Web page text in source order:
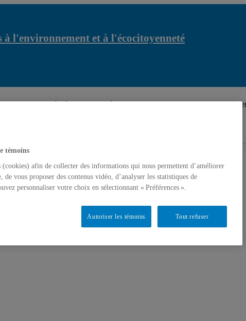
l'environnement et à l'écocitoyenneté
et à l'écocitoyenneté Appel de projets : Arts et
témoins
(cookies) afin de collecter des informations qui nous permettent d’améliorer
de vous proposer des contenus vidéo, d’analyser les statistiques de
personnaliser votre choix en sélectionnant « Préférences ».
Tout refuser
Autoriser les témoins